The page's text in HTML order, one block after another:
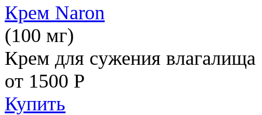
Крем Naron
(100 мг)
Крем для сужения влагалища
от 1500 Р
Купить